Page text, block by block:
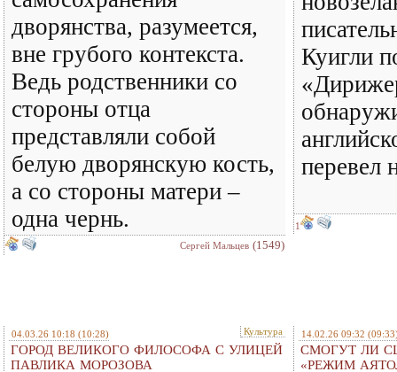
дворянства, разумеется,
вне грубого контекста.
Ведь родственники со
стороны отца
представляли собой
белую дворянскую кость,
а со стороны матери –
одна чернь.
Сергей Мальцев (1549)
Куигли
перевел
1
04.03.26 10:18 (10:28) Культура
ГОРОД ВЕЛИКОГО ФИЛОСОФА С УЛИЦЕЙ
ПАВЛИКА МОРОЗОВА
14.02.26 09:32
СМОГУТ ЛИ
«РЕЖИМ